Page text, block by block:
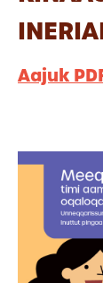
Aajuk